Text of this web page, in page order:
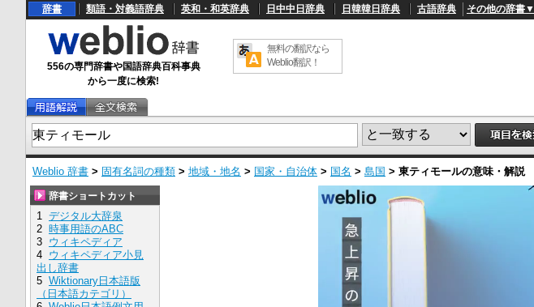
辞書 類語・対義語辞典 英和・和英辞典 日中中日辞典 日韓韓日辞典 古語辞典 その他の辞書▼
556の専門辞書や国語辞典百科事典
から一度に検索!
無料の翻訳なら
Weblio翻訳！
Weblio 辞書 > 固有名詞の種類 > 地域・地名 > 国家・自治体 > 国名 > 島国 > 東ティモールの意味・解説
辞書ショートカット
1 デジタル大辞泉
2 時事用語のABC
3 ウィキペディア
4 ウィキペディア小見
出し辞書
5 Wiktionary日本語版
（日本語カテゴリ）